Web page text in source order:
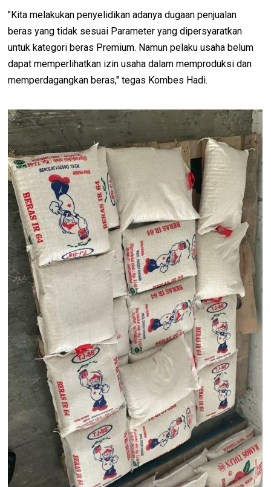
"Kita melakukan penyelidikan adanya dugaan penjualan
beras yang tidak sesuai Parameter yang dipersyaratkan
untuk kategori beras Premium. Namun pelaku usaha belum
dapat memperlihatkan izin usaha dalam memproduksi dan
memperdagangkan beras," tegas Kombes Hadi.